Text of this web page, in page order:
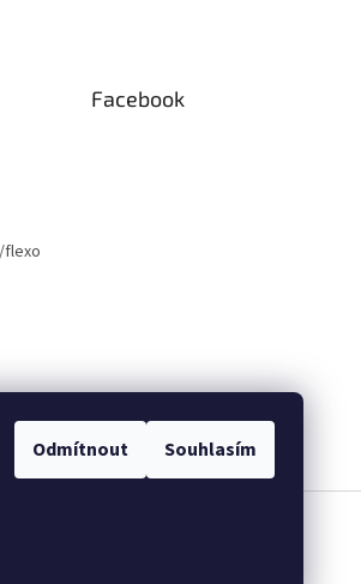
Odmítnout Souhlasím
Facebook